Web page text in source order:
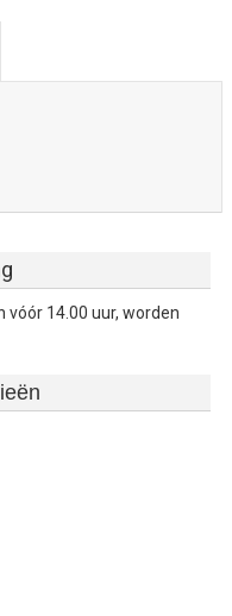
14.00 uur, worden